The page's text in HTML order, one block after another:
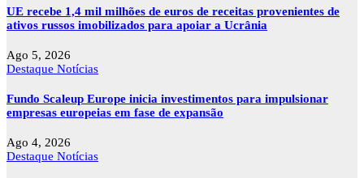
UE recebe 1,4 mil milhões de euros de receitas provenientes de
ativos russos imobilizados para apoiar a Ucrânia
Ago 5, 2026
Destaque Notícias
Fundo Scaleup Europe inicia investimentos para impulsionar
empresas europeias em fase de expansão
Ago 4, 2026
Destaque Notícias